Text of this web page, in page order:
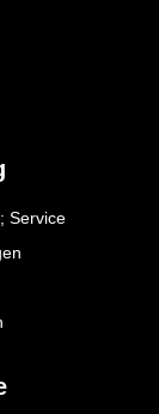
Service